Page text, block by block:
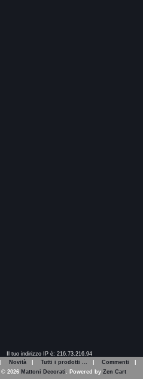
Il tuo indirizzo IP è: 216.73.216.94
Novità Tutti i prodotti ... Commenti
2026 Mattoni Decorati . Powered by Zen Cart